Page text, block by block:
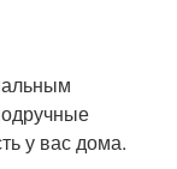
у вас дома.